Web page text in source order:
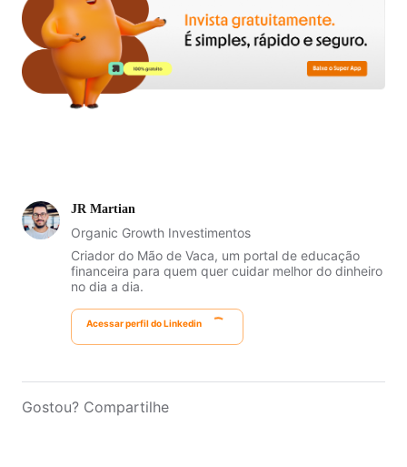
JR Martian
Organic Growth Investimentos
Criador do Mão de Vaca, um portal de educação
financeira para quem quer cuidar melhor do dinheiro
no dia a dia.
Acessar perfil do Linkedin
Gostou? Compartilhe